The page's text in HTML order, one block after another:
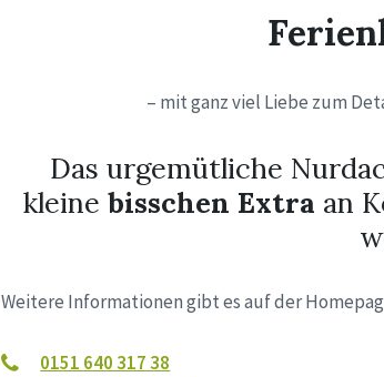
– mit ganz viel Liebe zum
Das urgemütliche
kleinebisschen Extra an
Weitere Informationen gibt es auf der
0151 640 317 38